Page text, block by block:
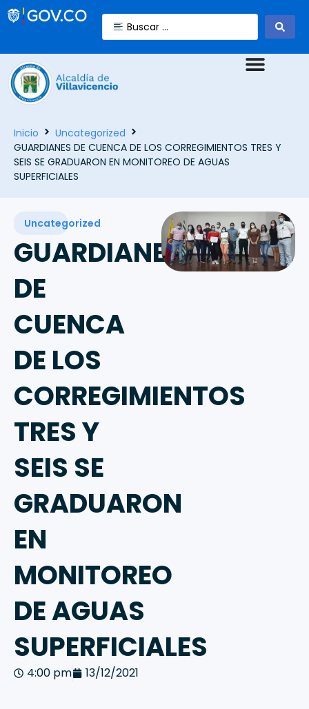
Inicio
Uncategorized
GUARDIANES DE CUENCA DE LOS CORREGIMIENTOS TRES Y
SEIS SE GRADUARON EN MONITOREO DE AGUAS
SUPERFICIALES
Uncategorized
GUARDIANES
DE
CUENCA
DE LOS
CORREGIMIENTOS
TRES Y
SEIS SE
GRADUARON
EN
MONITOREO
DE AGUAS
SUPERFICIALES
4:00 pm 13/12/2021